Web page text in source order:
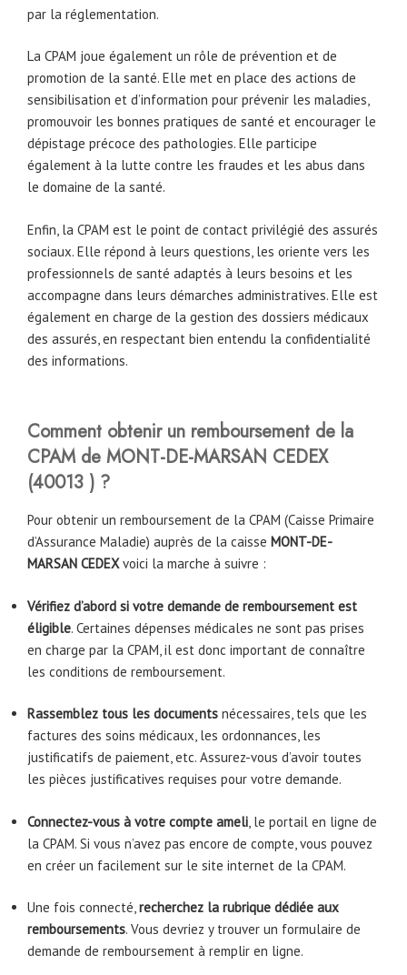
par la réglementation.
La CPAM joue également un rôle de prévention et de
promotion de la santé. Elle met en place des actions de
sensibilisation et d’information pour prévenir les maladies,
promouvoir les bonnes pratiques de santé et encourager le
dépistage précoce des pathologies. Elle participe
également à la lutte contre les fraudes et les abus dans
le domaine de la santé.
Enfin, la CPAM est le point de contact privilégié des assurés
sociaux. Elle répond à leurs questions, les oriente vers les
professionnels de santé adaptés à leurs besoins et les
accompagne dans leurs démarches administratives. Elle est
également en charge de la gestion des dossiers médicaux
des assurés, en respectant bien entendu la confidentialité
des informations.
Comment obtenir un remboursement de la
CPAM de MONT-DE-MARSAN CEDEX
(40013 ) ?
Pour obtenir un remboursement de la CPAM (Caisse Primaire
d’Assurance Maladie) auprès de la caisse MONT-DE-
MARSAN CEDEXvoici la marche à suivre :
Vérifiez d’abord si votre demande de remboursement est
éligible. Certaines dépenses médicales ne sont pas prises
en charge par la CPAM, il est donc important de connaître
les conditions de remboursement.
Rassemblez tous les documents nécessaires, tels que les
factures des soins médicaux, les ordonnances, les
justificatifs de paiement, etc. Assurez-vous d’avoir toutes
les pièces justificatives requises pour votre demande.
Connectez-vous à votre compte ameli, le portail en ligne de
la CPAM. Si vous n’avez pas encore de compte, vous pouvez
en créer un facilement sur le site internet de la CPAM.
Une fois connecté,recherchez la rubrique dédiée aux
remboursements. Vous devriez y trouver un formulaire de
demande de remboursement à remplir en ligne.